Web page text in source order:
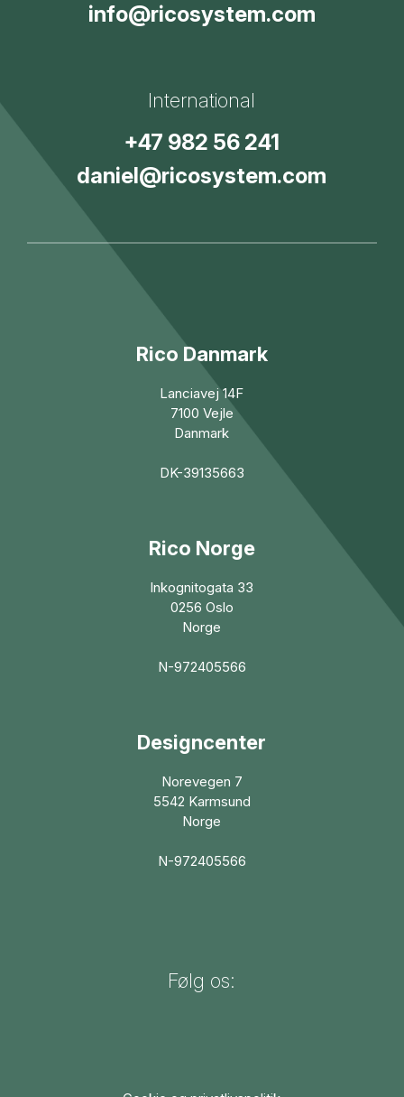
info@ricosystem.com
International
+47 982 56 241
daniel@ricosystem.com
Rico Danmark
Lanciavej 14F
7100 Vejle
Danmark
DK-39135663
Rico Norge
Inkognitogata 33
0256 Oslo
Norge
N-972405566
Designcenter
Norevegen 7
5542 Karmsund
Norge
N-972405566
Følg os: